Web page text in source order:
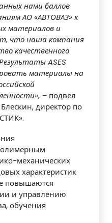
нами баллов
АО «АВТОВАЗ» к
материалов и
что наша компания
качественного
ASES
материалы на
– подвел
директор по
механических
характеристик
повышаются
и управлению
обучения